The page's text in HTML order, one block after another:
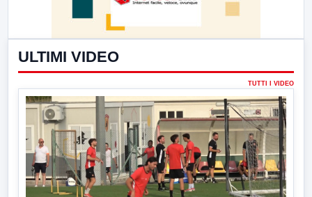
ULTIMI VIDEO
TUTTI I VIDEO